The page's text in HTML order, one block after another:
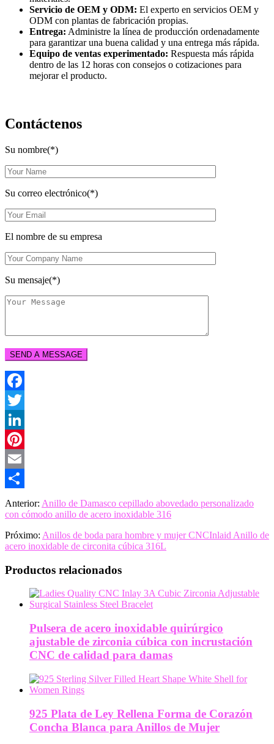
Servicio de OEM y ODM: El experto en servicios OEM y
ODM con plantas de fabricación propias.
Entrega: Administre la línea de producción ordenadamente
para garantizar una buena calidad y una entrega más rápida.
Equipo de ventas experimentado: Respuesta más rápida
dentro de las 12 horas con consejos o cotizaciones para
mejorar el producto.
Contáctenos
Su nombre(*)
Su correo electrónico(*)
El nombre de su empresa
Su mensaje(*)
Facebook
Twitter
LinkedIn
Pinterest
Email
Share
Anterior: Anillo de Damasco cepillado abovedado personalizado
con cómodo anillo de acero inoxidable 316
Próximo: Anillos de boda para hombre y mujer CNCInlaid Anillo de
acero inoxidable de circonita cúbica 316L
Productos relacionados
Pulsera de acero inoxidable quirúrgico
ajustable de zirconia cúbica con incrustación
CNC de calidad para damas
925 Plata de Ley Rellena Forma de Corazón
Concha Blanca para Anillos de Mujer